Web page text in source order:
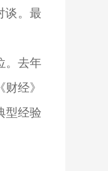
谈。最
。去年
经》
型经验